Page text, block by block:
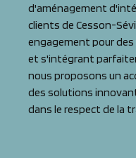
d'aménagement
clients de Cesson-
engagement pour
et s'intégrant
nous proposons un
des solutions
dans le respect de la